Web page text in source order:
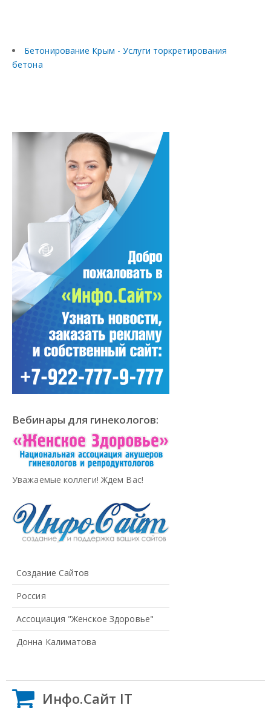
Бетонирование Крым - Услуги торкретирования
бетона
Вебинары для гинекологов:
Уважаемые коллеги! Ждем Вас!
Создание Сайтов
Россия
Ассоциация "Женское Здоровье"
Донна Калиматова
Инфо.Сайт IT